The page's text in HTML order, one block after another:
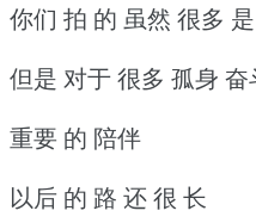
你们 拍 的 虽然 很多
但是 对于 很多 孤身
重要 的 陪伴
以后 的 路 还 很 长